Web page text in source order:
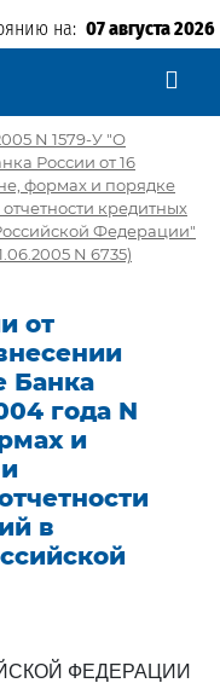
на: 07 августа 2026
N 1579-У "О
России от 16
формах и порядке
кредитных
Федерации"
N 6735)
от
Банка
года N
и
в
ФЕДЕРАЦИИ